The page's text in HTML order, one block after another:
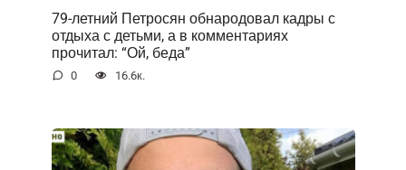
79-летний Петросян обнародовал кадры с
отдыха с детьми, а в комментариях
прочитал: “Ой, беда”
0 16.6к.